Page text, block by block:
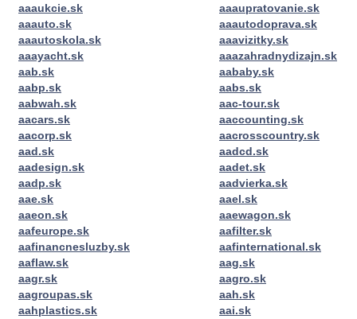
aaaukcie.sk
aaaupratovanie.sk
aaauto.sk
aaautodoprava.sk
aaautoskola.sk
aaavizitky.sk
aaayacht.sk
aaazahradnydizajn.sk
aab.sk
aababy.sk
aabp.sk
aabs.sk
aabwah.sk
aac-tour.sk
aacars.sk
aaccounting.sk
aacorp.sk
aacrosscountry.sk
aad.sk
aadcd.sk
aadesign.sk
aadet.sk
aadp.sk
aadvierka.sk
aae.sk
aael.sk
aaeon.sk
aaewagon.sk
aafeurope.sk
aafilter.sk
aafinancnesluzby.sk
aafinternational.sk
aaflaw.sk
aag.sk
aagr.sk
aagro.sk
aagroupas.sk
aah.sk
aahplastics.sk
aai.sk